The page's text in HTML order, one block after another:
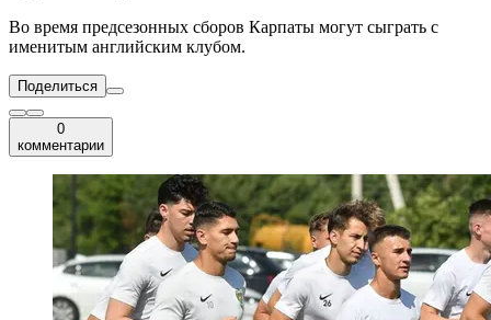
Во время предсезонных сборов Карпаты могут сыграть с
именитым английским клубом.
Поделиться
0
комментарии